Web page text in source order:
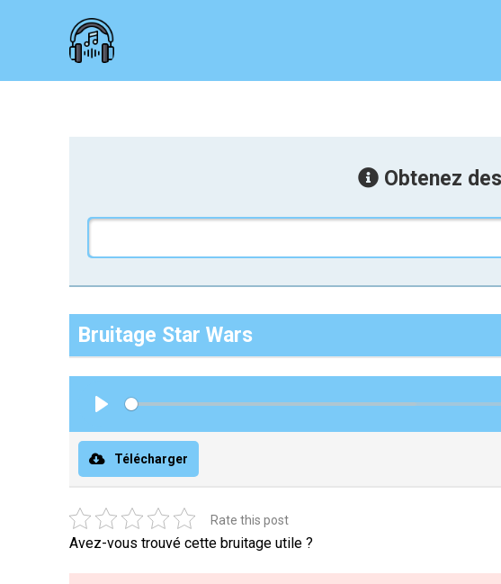
Obtenez
Bruitage Star Wars
Télécharger
Rate this post
Avez-vous trouvé cette bruitage utile ?